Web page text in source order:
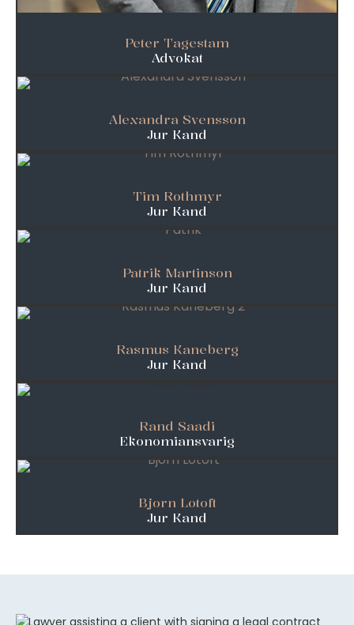
Peter Tagestam
Advokat
Alexandra Svensson
Jur Kand
Tim Rothmyr
Jur Kand
Patrik Martinson
Jur Kand
Rasmus Kaneberg
Jur Kand
Rand Saadi
Ekonomiansvarig
Bjorn Lotoft
Jur Kand